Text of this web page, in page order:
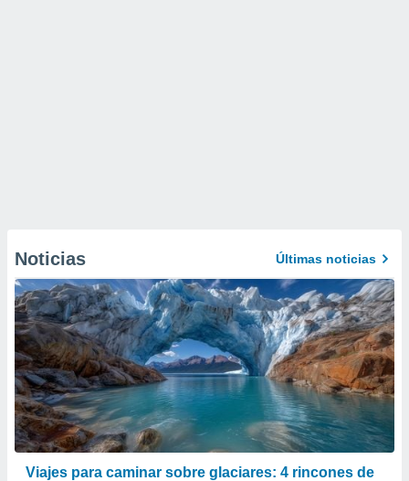
Noticias Últimas noticias
Viajes para caminar sobre glaciares: 4 rincones de